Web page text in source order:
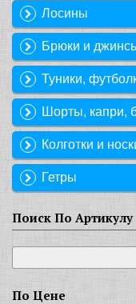
Лосины
Брюки и
Туники,
Шорты, капри,
Колготки и
Гетры
Поиск По Артикулу
По Цене